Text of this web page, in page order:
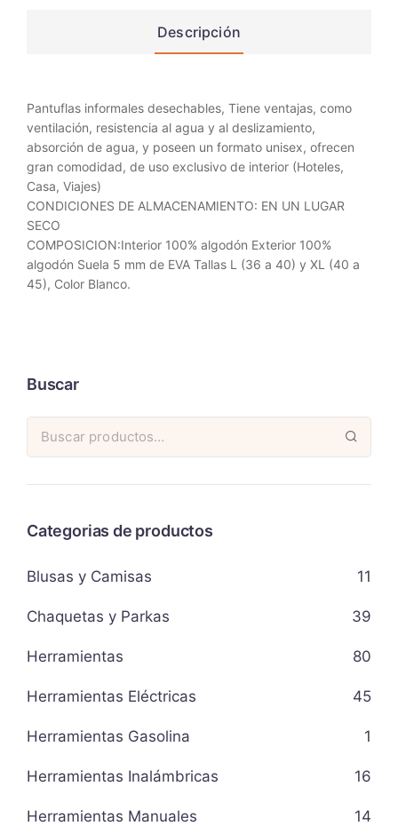
Descripción
Pantuflas informales desechables, Tiene ventajas, como
ventilación, resistencia al agua y al deslizamiento,
absorción de agua, y poseen un formato unisex, ofrecen
gran comodidad, de uso exclusivo de interior (Hoteles,
Casa, Viajes)
CONDICIONES DE ALMACENAMIENTO: EN UN LUGAR
SECO
COMPOSICION:Interior 100% algodón Exterior 100%
algodón Suela 5 mm de EVA Tallas L (36 a 40) y XL (40 a
45), Color Blanco.
Buscar
Categorias de productos
Blusas y Camisas 11
Chaquetas y Parkas 39
Herramientas 80
Herramientas Eléctricas 45
Herramientas Gasolina 1
Herramientas Inalámbricas 16
Herramientas Manuales 14